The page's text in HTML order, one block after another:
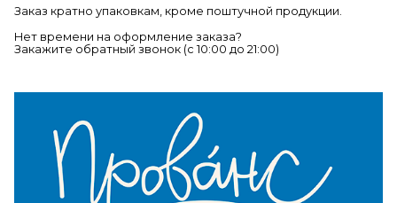
Заказ кратно упаковкам, кроме поштучной продукции.
Нет времени на оформление заказа?
Закажите обратный звонок (c 10:00 до 21:00)